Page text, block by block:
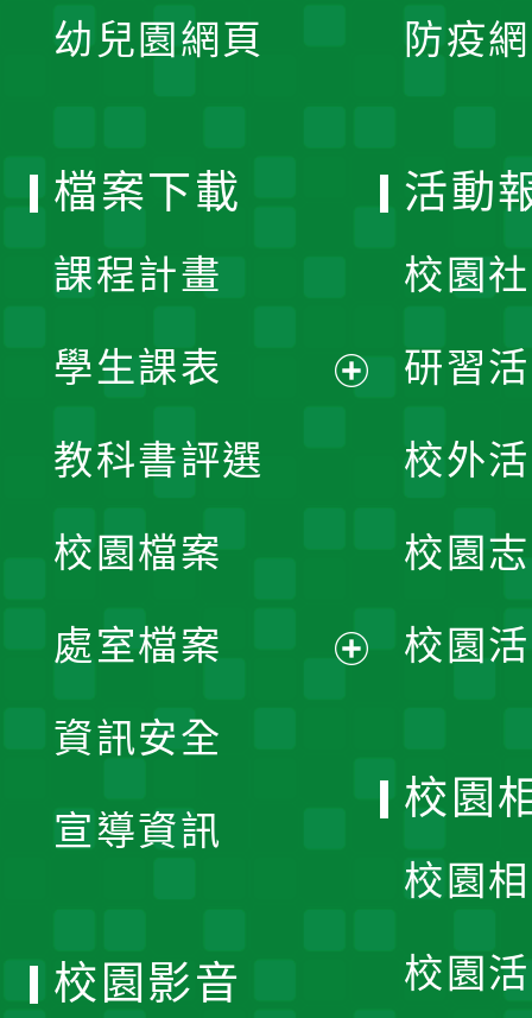
幼兒園網頁 防疫
檔案下載
課程計畫
學生課表
單
教科書評選
校園檔案
處室檔案
資訊安全
宣導資訊
活動
校園
研習
校外
校園
校園
校園
校園
校園
校園影音